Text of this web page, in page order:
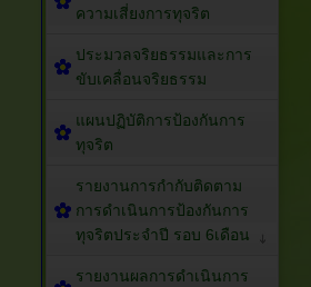
ความเสี่ยงการทุจริต
ประมวลจริยธรรมและการ
ขับเคลื่อนจริยธรรม
แผนปฏิบัติการป้องกันการ
ทุจริต
รายงานการกำกับติดตาม
การดำเนินการป้องกันการ
ทุจริตประจำปี รอบ 6เดือน
รายงานผลการดำเนินการ